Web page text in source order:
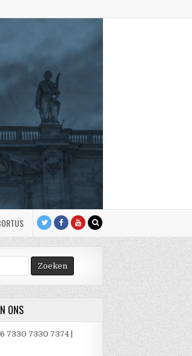
ONS
7330 7330 7374 |